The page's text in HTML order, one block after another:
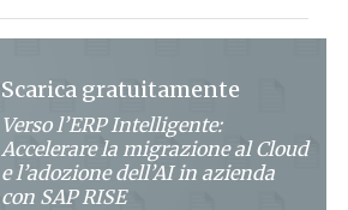
Scarica gratuitamente
Verso l’ERP Intelligente:
Accelerare la migrazione al Cloud
e l’adozione dell’AI in azienda
con SAP RISE